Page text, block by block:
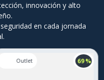
innovación y alto
en cada jornada
69 %